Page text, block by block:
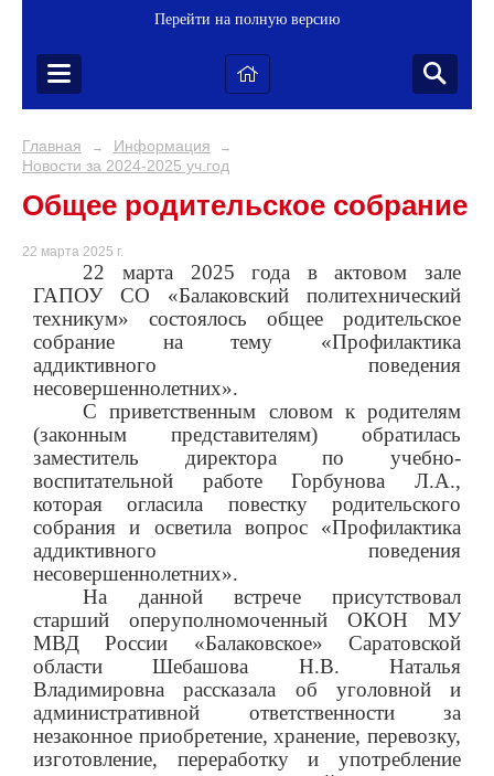
Перейти на полную версию
Главная → Информация →
Новости за 2024-2025 уч.год
Общее родительское собрание
22 марта 2025 г.
22 марта 2025 года в актовом зале
ГАПОУ СО «Балаковский политехнический
техникум» состоялось общее родительское
собрание на тему «Профилактика
аддиктивного поведения
несовершеннолетних».
С приветственным словом к родителям
(законным представителям) обратилась
заместитель директора по учебно-
воспитательной работе Горбунова Л.А.,
которая огласила повестку родительского
собрания и осветила вопрос «Профилактика
аддиктивного поведения
несовершеннолетних».
На данной встрече присутствовал
старший оперуполномоченный ОКОН МУ
МВД России «Балаковское» Саратовской
области Шебашова Н.В. Наталья
Владимировна рассказала об уголовной и
административной ответственности за
незаконное приобретение, хранение, перевозку,
изготовление, переработку и употребление